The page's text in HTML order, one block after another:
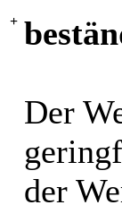
+
Der
der